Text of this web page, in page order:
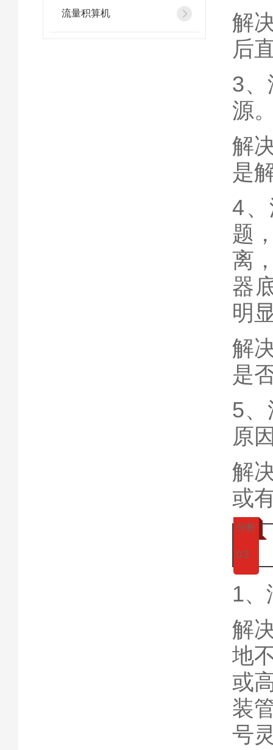
流量积算机
解
后
3
源
解
是
4
题
离
器
明
解
是
5
原
解
或
分析
03
1、
解
地
或
装
号